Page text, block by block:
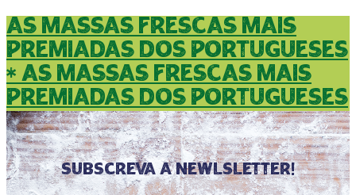
as massas frescas mais
premiadas dos portugueses
* as massas frescas mais
premiadas dos portugueses
Subscreva a newlsletter!